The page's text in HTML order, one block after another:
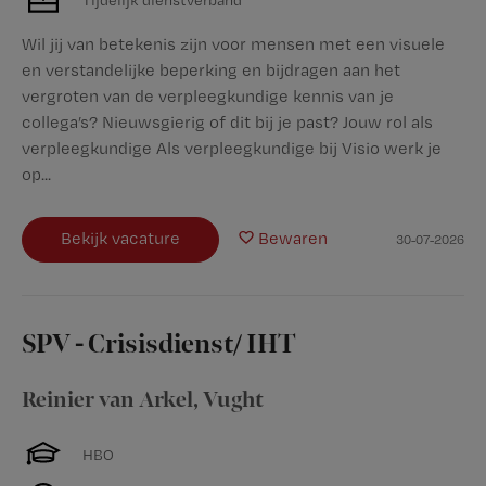
Wil jij van betekenis zijn voor mensen met een visuele
en verstandelijke beperking en bijdragen aan het
vergroten van de verpleegkundige kennis van je
collega’s? Nieuwsgierig of dit bij je past? Jouw rol als
verpleegkundige Als verpleegkundige bij Visio werk je
op...
Bekijk vacature Bewaren 30-07-2026
SPV - Crisisdienst/ IHT
Reinier van Arkel, Vught
HBO